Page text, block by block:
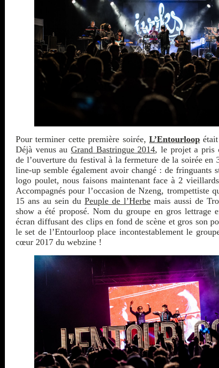
Pour terminer cette première soirée, L’Entourloop
Déjà venus au Grand Bastringue 2014, le projet a pris
de l’ouverture du festival à la fermeture de la soirée en
line-up semble également avoir changé : de fringuants
logo poulet, nous faisons maintenant face à 2
Accompagnés pour l’occasion de Nzeng, trompettiste
15 ans au sein du Peuple de l’Herbe mais aussi de
show a été proposé. Nom du groupe en gros lettrage
écran diffusant des clips en fond de scène et gros son
le set de l’Entourloop place incontestablement le
cœur 2017 du webzine !